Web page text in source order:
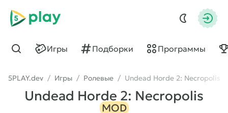
5play
Игры Подборки Программы
Найти
5PLAY.dev / Игры / Ролевые / Undead Horde 2: Necropolis
Undead Horde 2: Necropolis
MOD